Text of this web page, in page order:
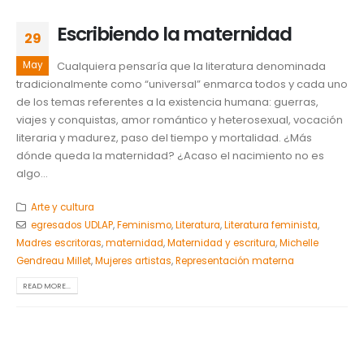
29
May
Escribiendo la maternidad
Cualquiera pensaría que la literatura denominada
tradicionalmente como “universal” enmarca todos y cada uno
de los temas referentes a la existencia humana: guerras,
viajes y conquistas, amor romántico y heterosexual, vocación
literaria y madurez, paso del tiempo y mortalidad. ¿Más
dónde queda la maternidad? ¿Acaso el nacimiento no es
algo...
Arte y cultura
egresados UDLAP,Feminismo,Literatura,Literatura feminista,
Madres escritoras,maternidad,Maternidad y escritura,Michelle
Gendreau Millet,Mujeres artistas,Representación materna
READ MORE...